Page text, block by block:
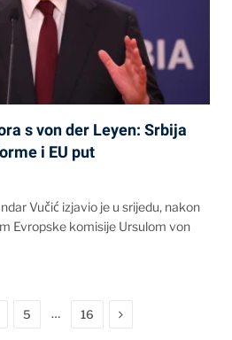
s von der Leyen: Srbija
i EU put
Vučić izjavio je u srijedu, nakon
Evropske komisije Ursulom von
5 … 16 Next